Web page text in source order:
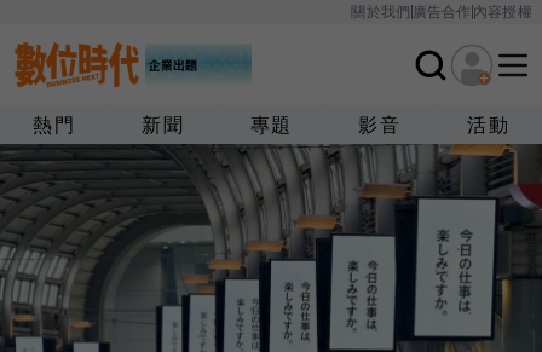
關於我們廣告合作內容授權
熱門 新聞 專題 影音 活動